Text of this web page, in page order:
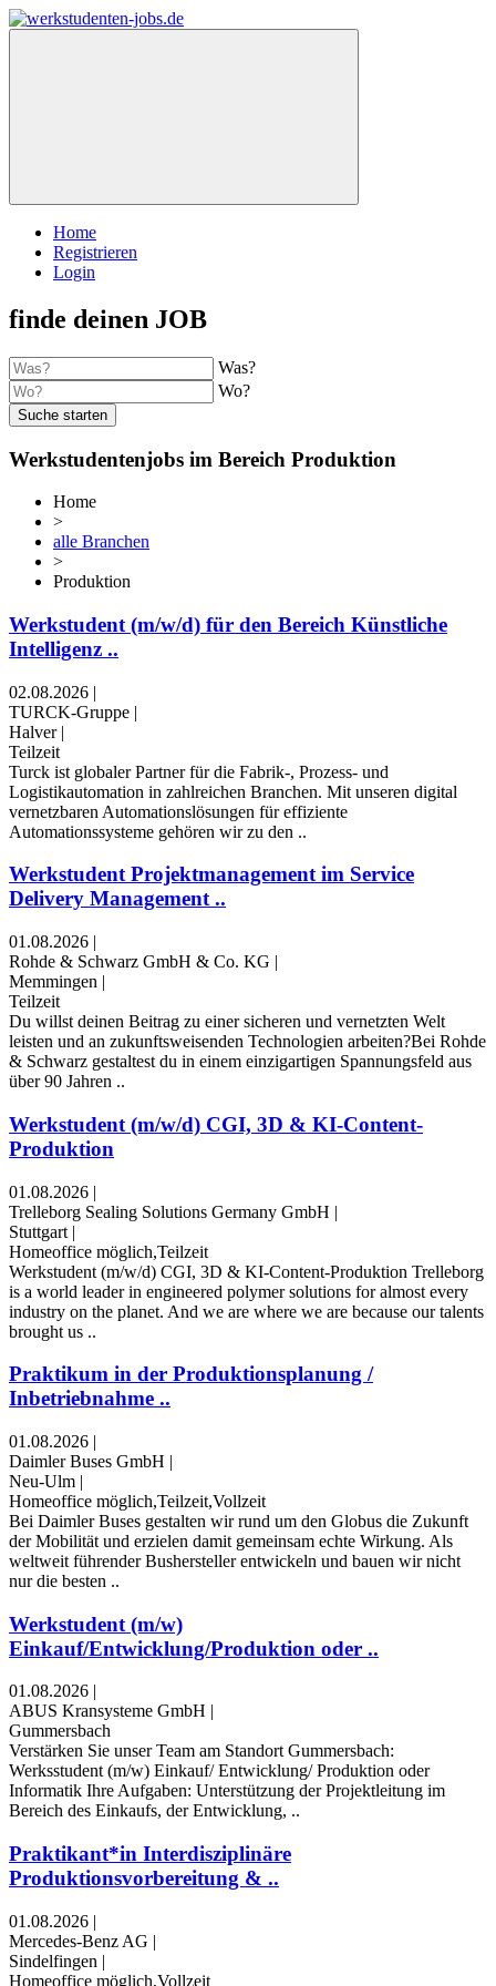
Home
Registrieren
Login
finde deinen JOB
Was?
Wo?
Suche starten
Werkstudentenjobs im Bereich Produktion
Home
>
alle Branchen
>
Produktion
Werkstudent (m/w/d) für den Bereich Künstliche
Intelligenz ..
02.08.2026 |
TURCK-Gruppe |
Halver |
Teilzeit
Turck ist globaler Partner für die Fabrik-, Prozess- und
Logistikautomation in zahlreichen Branchen. Mit unseren digital
vernetzbaren Automationslösungen für effiziente
Automationssysteme gehören wir zu den ..
Werkstudent Projektmanagement im Service
Delivery Management ..
01.08.2026 |
Rohde & Schwarz GmbH & Co. KG |
Memmingen |
Teilzeit
Du willst deinen Beitrag zu einer sicheren und vernetzten Welt
leisten und an zukunftsweisenden Technologien arbeiten?Bei Rohde
& Schwarz gestaltest du in einem einzigartigen Spannungsfeld aus
über 90 Jahren ..
Werkstudent (m/w/d) CGI, 3D & KI-Content-
Produktion
01.08.2026 |
Trelleborg Sealing Solutions Germany GmbH |
Stuttgart |
Homeoffice möglich,Teilzeit
Werkstudent (m/w/d) CGI, 3D & KI-Content-Produktion Trelleborg
is a world leader in engineered polymer solutions for almost every
industry on the planet. And we are where we are because our talents
brought us ..
Praktikum in der Produktionsplanung /
Inbetriebnahme ..
01.08.2026 |
Daimler Buses GmbH |
Neu-Ulm |
Homeoffice möglich,Teilzeit,Vollzeit
Bei Daimler Buses gestalten wir rund um den Globus die Zukunft
der Mobilität und erzielen damit gemeinsam echte Wirkung. Als
weltweit führender Bushersteller entwickeln und bauen wir nicht
nur die besten ..
Werkstudent (m/w)
Einkauf/Entwicklung/Produktion oder ..
01.08.2026 |
ABUS Kransysteme GmbH |
Gummersbach
Verstärken Sie unser Team am Standort Gummersbach:
Werksstudent (m/w) Einkauf/ Entwicklung/ Produktion oder
Informatik Ihre Aufgaben: Unterstützung der Projektleitung im
Bereich des Einkaufs, der Entwicklung, ..
Praktikant*in Interdisziplinäre
Produktionsvorbereitung & ..
01.08.2026 |
Mercedes-Benz AG |
Sindelfingen |
Homeoffice möglich,Vollzeit